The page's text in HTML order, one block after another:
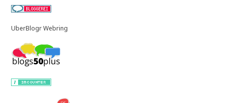
UberBlogr Webring